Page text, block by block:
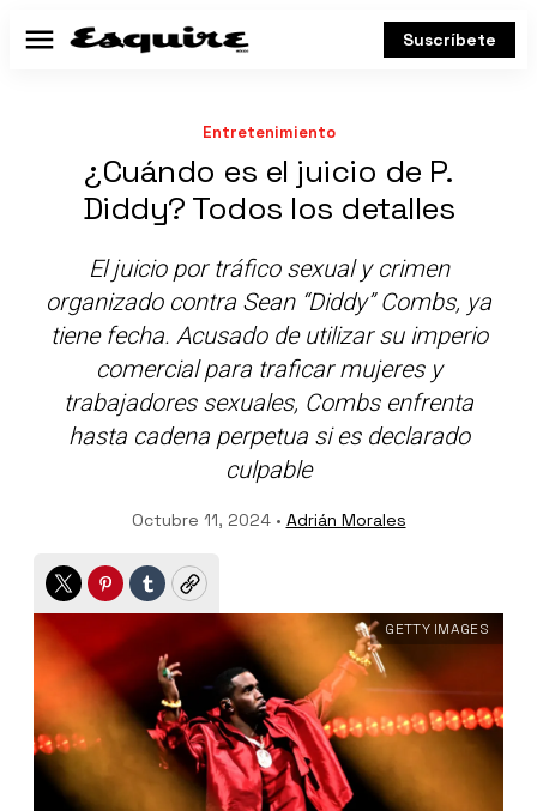
Menú Suscríbete
Entretenimiento
¿Cuándo es el juicio de P.
Diddy? Todos los detalles
El juicio por tráfico sexual y crimen
organizado contra Sean “Diddy” Combs, ya
tiene fecha. Acusado de utilizar su imperio
comercial para traficar mujeres y
trabajadores sexuales, Combs enfrenta
hasta cadena perpetua si es declarado
culpable
Octubre 11, 2024 • Adrián Morales
TwitterPinterest
TumblrCopy
GETTY IMAGES